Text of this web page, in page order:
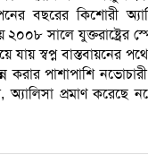
বছরের কিশোরী
২০০৮ সালে যুক্তরাষ্ট্রের
যায় স্বপ্ন বাস্তবায়নের
করার পাশাপাশি
অ্যালিসা প্রমাণ করেছে